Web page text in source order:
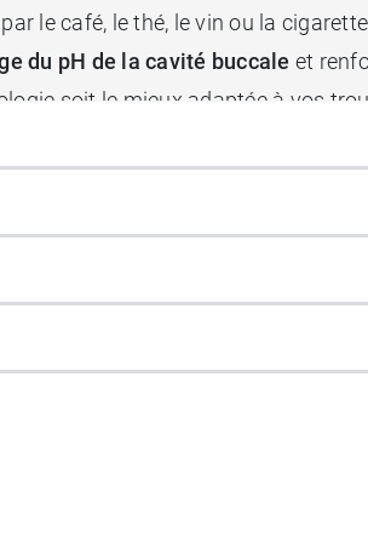
le café, le thé, le vin ou la
du pH de la cavité buccale et
soit le mieux adaptée à vos
la xérostomie, la fluorose, ou
à vos dents, pensez à la